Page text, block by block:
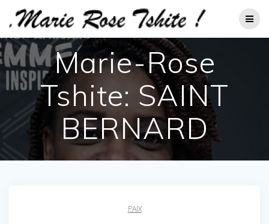
Passer
au
contenu
Marie-Rose
Tshite: SAINT
BERNARD
PAIX